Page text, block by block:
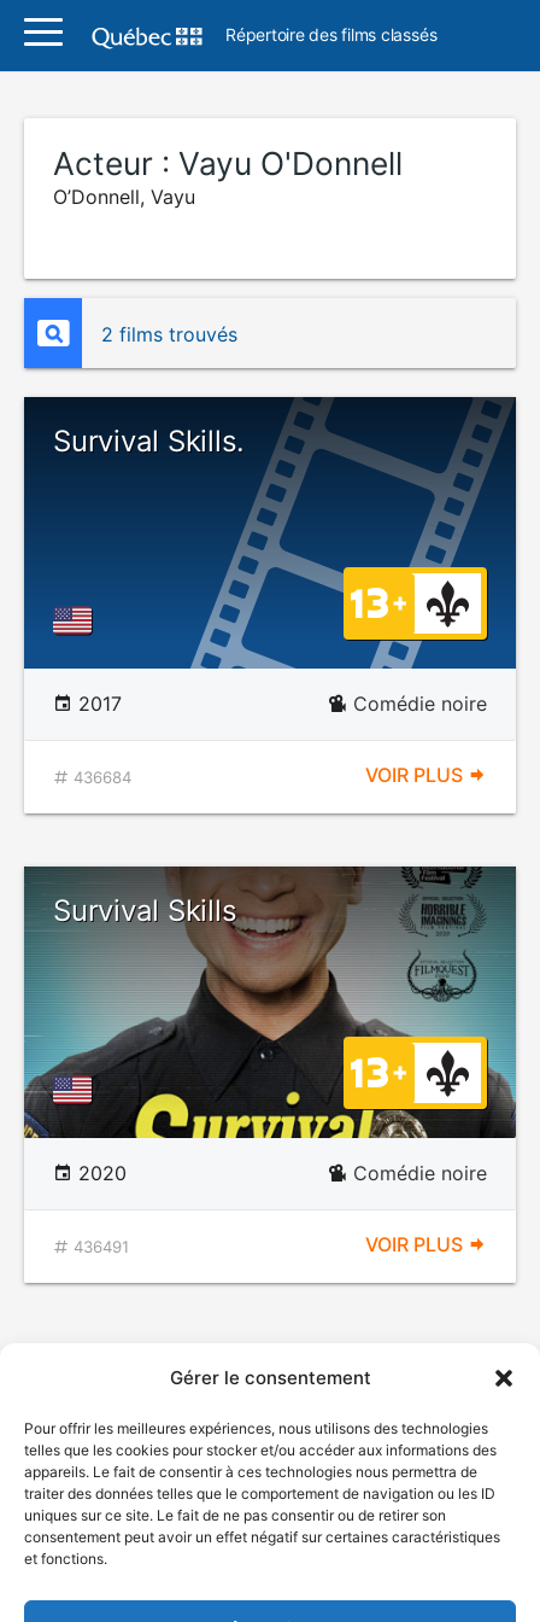
Gérer le consentement
Pour offrir les meilleures expériences, nous utilisons des technologies
telles que les cookies pour stocker et/ou accéder aux informations des
appareils. Le fait de consentir à ces technologies nous permettra de
traiter des données telles que le comportement de navigation ou les ID
uniques sur ce site. Le fait de ne pas consentir ou de retirer son
consentement peut avoir un effet négatif sur certaines caractéristiques
et fonctions.
Répertoire des films classés
Acteur : Vayu O'Donnell
O’Donnell, Vayu
2 films trouvés
Survival Skills.
2017 Comédie noire
436684 VOIR PLUS
Survival Skills
2020 Comédie noire
436491 VOIR PLUS
© Gouvernement du Québec, 2026
Plan du site